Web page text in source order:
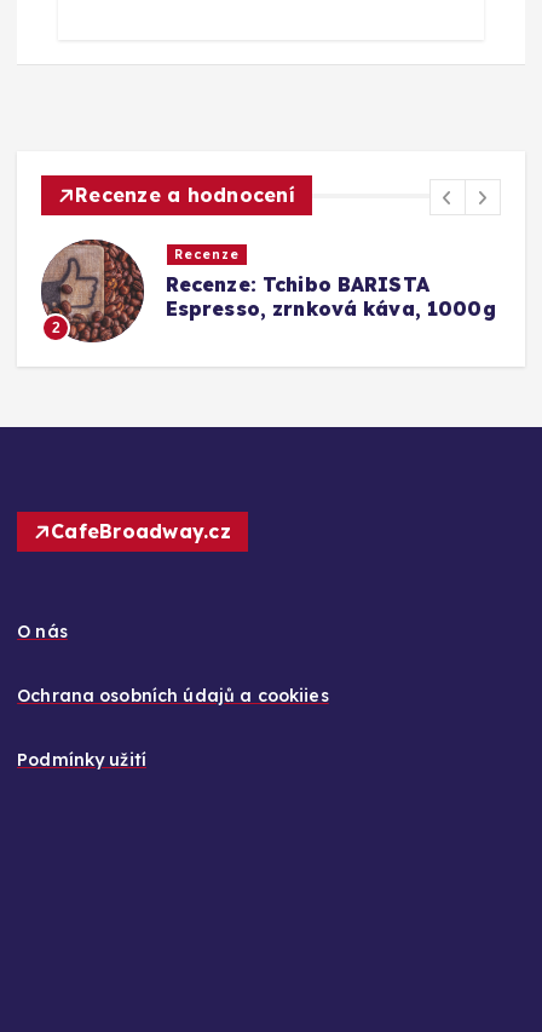
Recenze a hodnocení
3
Recenze
Srovnání a recenze: Tchibo
Barista Caffè Crema vs.
CafeBroadway.cz
O nás
Ochrana osobních údajů a cookiies
Podmínky užití